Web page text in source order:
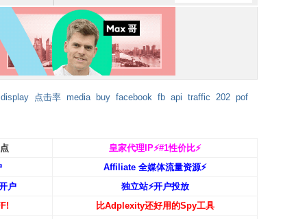
display 点击率 media buy facebook fb api traffic 202 pof
皇家代理IP⚡️#1性价比⚡️
Affiliate 全媒体流量资源⚡️
户
独立站⚡️开户投放
比Adplexity还好用的Spy工具